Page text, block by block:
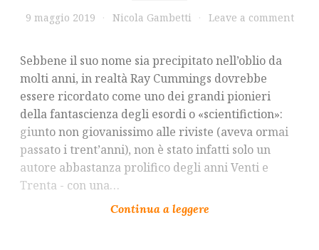
9 maggio 2019 Nicola Gambetti Leave a comment
Sebbene il suo nome sia precipitato nell’oblio da
molti anni, in realtà Ray Cummings dovrebbe
essere ricordato come uno dei grandi pionieri
della fantascienza degli esordi o «scientifiction»:
giunto non giovanissimo alle riviste (aveva ormai
passato i trent’anni), non è stato infatti solo un
autore abbastanza prolifico degli anni Venti e
Trenta - con una…